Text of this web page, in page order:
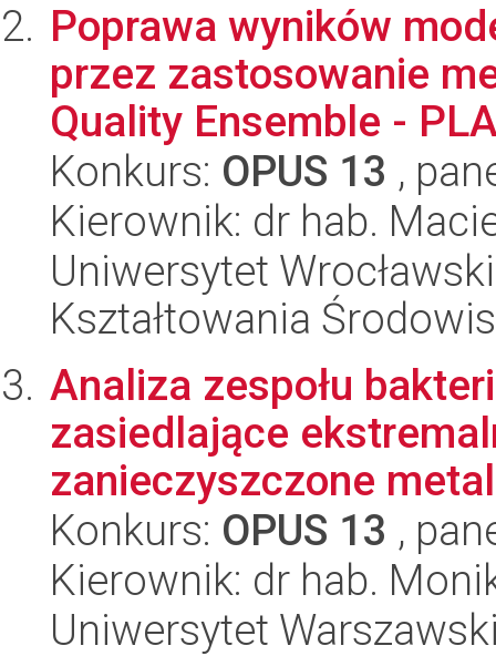
Poprawa wyników
przez zastosowanie
Quality Ensemble -
Konkurs: OPUS 13 ,
Kierownik: dr hab.
Uniwersytet
Kształtowania
Analiza zespołu
zasiedlające
zanieczyszczone
Konkurs: OPUS 13 ,
Kierownik: dr hab.
Uniwersytet